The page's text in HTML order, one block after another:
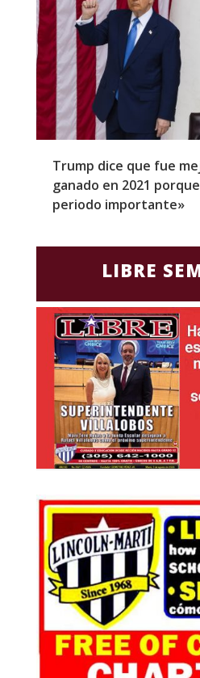
Trump dice que fue
ganado en 2021
periodo importante»
LIBRE